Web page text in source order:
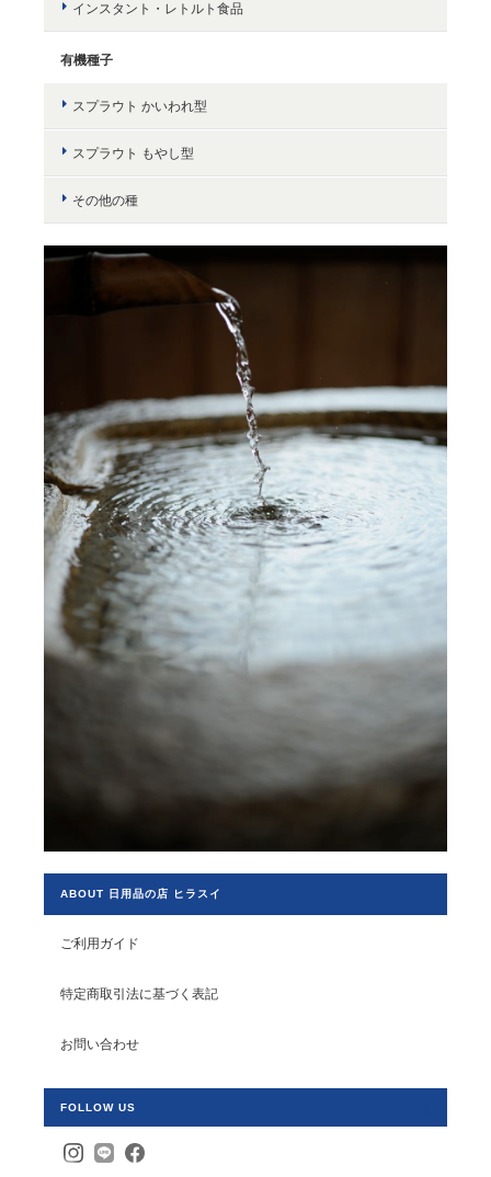
インスタント・レトルト食品
有機種子
スプラウト かいわれ型
スプラウト もやし型
その他の種
ABOUT 日用品の店 ヒラスイ
ご利用ガイド
特定商取引法に基づく表記
お問い合わせ
FOLLOW US